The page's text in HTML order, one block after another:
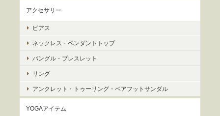
アクセサリー
ピアス
ネックレス・ペンダントトップ
バングル・ブレスレット
リング
アンクレット・トゥーリング・ベアフットサンダル
YOGAアイテム